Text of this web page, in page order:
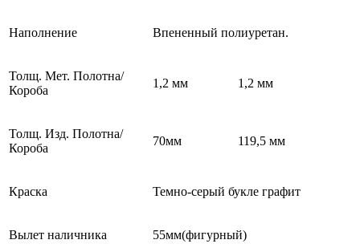
Наполнение Впененный полиуретан.
Толщ. Мет. Полотна/
Короба
1,2 мм 1,2 мм
Толщ. Изд. Полотна/
Короба
70мм 119,5 мм
Краска Темно-серый букле графит
Вылет наличника 55мм(фигурный)